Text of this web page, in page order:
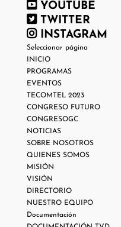
YOUTUBE
TWITTER
INSTAGRAM
Seleccionar página
INICIO
PROGRAMAS
EVENTOS
TECOMTEL 2023
CONGRESO FUTURO
CONGRESOGC
NOTICIAS
SOBRE NOSOTROS
QUIENES SOMOS
MISIÓN
VISIÓN
DIRECTORIO
NUESTRO EQUIPO
Documentación